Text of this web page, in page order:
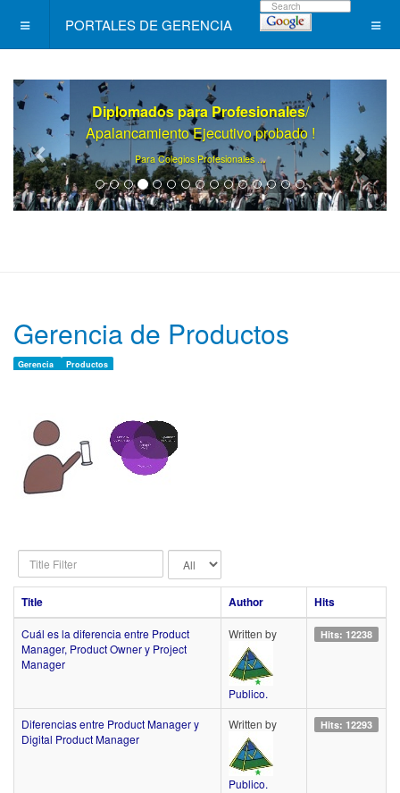
PORTALES DE GERENCIA
Diplomados para Profesionales/
Apalancamiento Ejecutivo probado !
Para Colegios Profesionales ...
Gerencia de Productos
Gerencia Productos
Title
Filter
Display
Title
Author Hits
Cuál es la diferencia entre Product
Manager, Product Owner y Project
Manager
Written by
Publico.
Hits: 12238
Diferencias entre Product Manager y
Digital Product Manager
Written by
Publico.
Hits: 12293